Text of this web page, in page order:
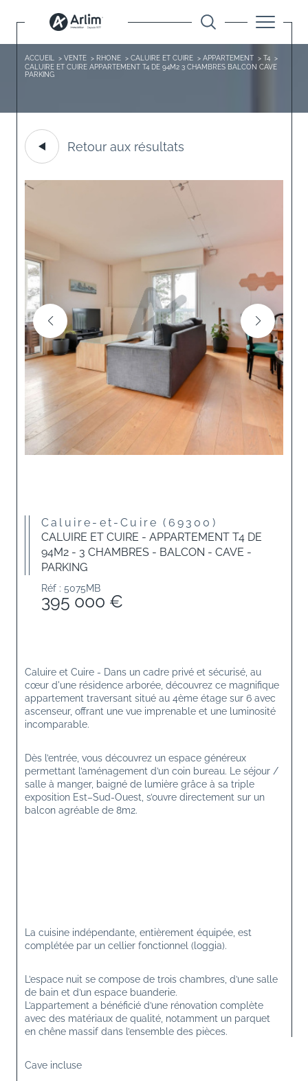
ACCUEIL VENTE RHONE CALUIRE ET CUIRE APPARTEMENT
T4
CALUIRE ET CUIRE APPARTEMENT T4 DE 94M2 3 CHAMBRES BALCON CAVE
PARKING
Retour aux résultats
Caluire-et-Cuire (69300)
CALUIRE ET CUIRE - APPARTEMENT T4 DE
94M2 - 3 CHAMBRES - BALCON - CAVE -
PARKING
Réf : 5075MB
395 000 €
Caluire et Cuire - Dans un cadre privé et sécurisé, au
cœur d'une résidence arborée, découvrez ce magnifique
appartement traversant situé au 4ème étage sur 6 avec
ascenseur, offrant une vue imprenable et une luminosité
incomparable.
Dès l’entrée, vous découvrez un espace généreux
permettant l’aménagement d’un coin bureau. Le séjour /
salle à manger, baigné de lumière grâce à sa triple
exposition Est–Sud-Ouest, s’ouvre directement sur un
balcon agréable de 8m2.
La cuisine indépendante, entièrement équipée, est
complétée par un cellier fonctionnel (loggia).
L’espace nuit se compose de trois chambres, d’une salle
de bain et d’un espace buanderie.
L’appartement a bénéficié d’une rénovation complète
avec des matériaux de qualité, notamment un parquet
en chêne massif dans l’ensemble des pièces.
Cave incluse